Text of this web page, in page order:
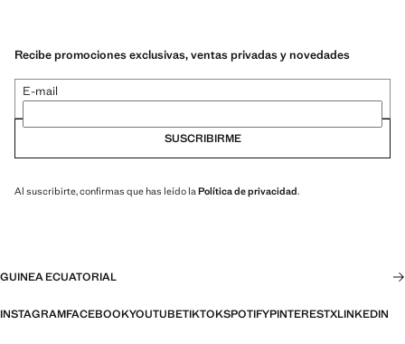
Recibe promociones exclusivas, ventas privadas y novedades
E-mail
SUSCRIBIRME
Al suscribirte, confirmas que has leído la Política de privacidad.
GUINEA ECUATORIAL
INSTAGRAMFACEBOOKYOUTUBETIKTOKSPOTIFYPINTERESTXLINKEDIN